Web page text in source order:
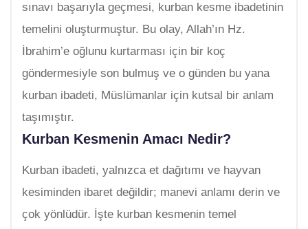
sınavı başarıyla geçmesi, kurban kesme ibadetinin
temelini oluşturmuştur. Bu olay, Allah’ın Hz.
İbrahim’e oğlunu kurtarması için bir koç
göndermesiyle son bulmuş ve o günden bu yana
kurban ibadeti, Müslümanlar için kutsal bir anlam
taşımıştır.
Kurban Kesmenin Amacı Nedir?
Kurban ibadeti, yalnızca et dağıtımı ve hayvan
kesiminden ibaret değildir; manevi anlamı derin ve
çok yönlüdür. İşte kurban kesmenin temel